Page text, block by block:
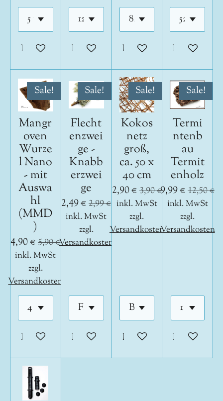
In den WarenkorbIn den WarenkorbIn den Warenkorb
In den
Sale!
Mangr
oven
Wurze
l Nano
- mit
Auswa
hl
(MMD
)
4,90 € 5,90 €
inkl. MwSt
zzgl.
Versandkosten
In den Warenkorb
Sale!
Flecht
enzwei
ge -
Knabb
erzwei
ge
2,49 € 2,99 €
inkl. MwSt
zzgl.
Versandkosten
In den Warenkorb
Sale!
Kokos
netz
groß,
ca. 50 x
40 cm
2,90 € 3,90 €
inkl. MwSt
zzgl.
Versandkosten
In den Warenkorb
Sale!
Termi
ntenb
au
Termit
enholz
9,99 € 12,50 €
inkl. MwSt
zzgl.
Versandkosten
In den